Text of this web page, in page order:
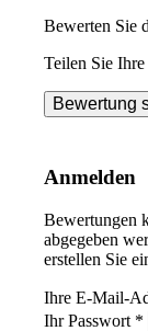
Bewerten Sie
Teilen Sie
Bewertung
Anmelden
Bewertungen
abgegeben
erstellen Sie
Ihre E-Mail-
Ihr Passwort *